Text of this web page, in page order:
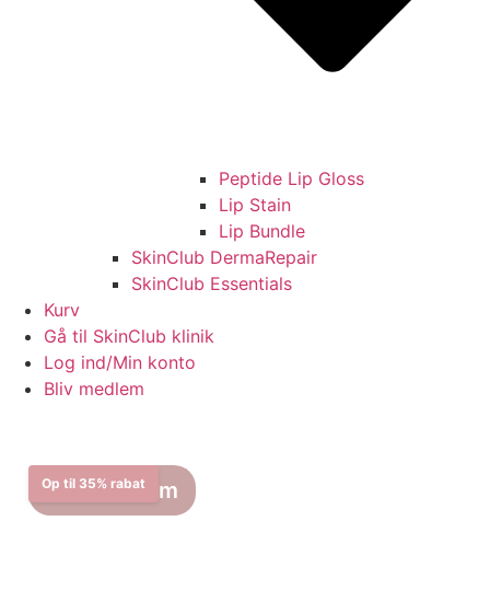
Peptide Lip Gloss
Lip Stain
Lip Bundle
SkinClub DermaRepair
SkinClub Essentials
Kurv
Gå til SkinClub klinik
Log ind/Min konto
Bliv medlem
Bliv medlem
Op til 35% rabat